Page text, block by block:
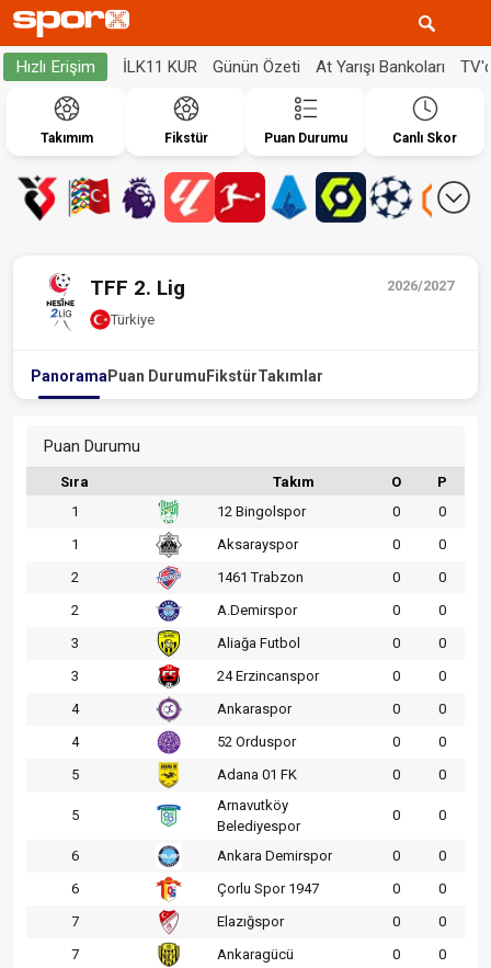
Hızlı Erişim İLK11 KUR Günün Özeti At Yarışı Bankoları
Takımım Fikstür Puan Durumu Canlı Skor
2026/2027
TFF 2. Lig
Türkiye
Panorama Puan Durumu FikstürTakımlar
Puan Durumu
Sıra Takım O
P
1
12 Bingolspor 0
0
1
Aksarayspor 0
0
2
1461 Trabzon 0
0
2
A.Demirspor 0
0
3
Aliağa Futbol 0
0
3
24 Erzincanspor 0
0
4
Ankaraspor 0
0
4
52 Orduspor 0
0
5
Adana 01 FK 0 0
5
Arnavutköy
Belediyespor
0 0
6 Ankara Demirspor 0
0
6
Çorlu Spor 1947 0
0
7
Elazığspor 0
0
7
Ankaragücü 0
0